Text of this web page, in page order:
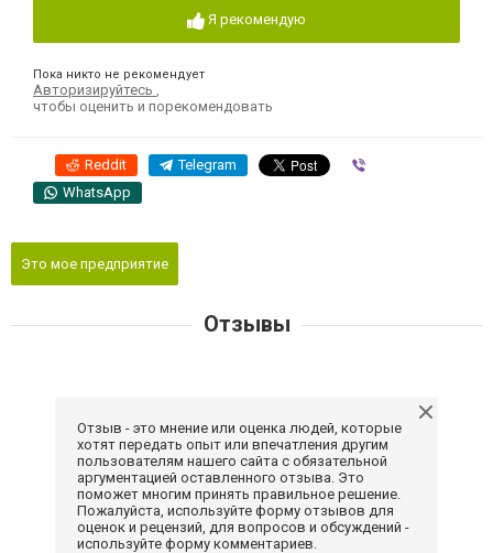
Я рекомендую
Пока никто не рекомендует
Авторизируйтесь
чтобы оценить и порекомендовать
Reddit Telegram
WhatsApp
Это мое предприятие
Отзывы
Отзыв - это мнение или оценка людей, которые
хотят передать опыт или впечатления другим
пользователям нашего сайта с обязательной
аргументацией оставленного отзыва. Это
поможет многим принять правильное решение.
Пожалуйста, используйте форму отзывов для
оценок и рецензий, для вопросов и обсуждений -
используйте форму комментариев.